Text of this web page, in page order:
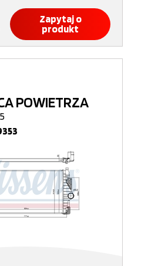
Zapytaj o
produkt
POWIETRZA